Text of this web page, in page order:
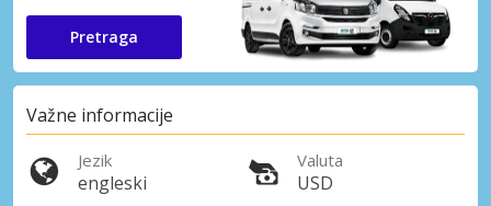
Pretraga
Važne informacije
Jezik
engleski
Valuta
USD